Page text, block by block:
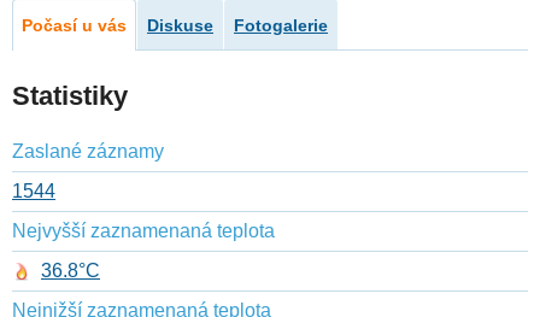
Počasí u vás Diskuse Fotogalerie
Statistiky
Zaslané záznamy
1544
Nejvyšší zaznamenaná teplota
36.8°C
Nejnižší zaznamenaná teplota